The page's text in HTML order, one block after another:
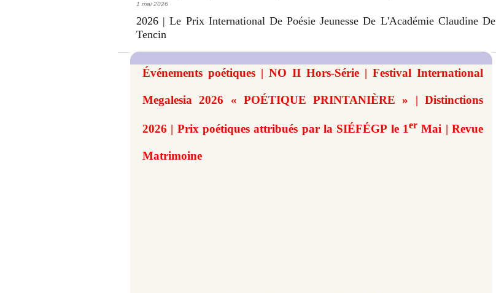
1 mai 2026
2026 | Le Prix International De Poésie Jeunesse De L'Académie Claudine De
Tencin
Événements poétiques | NO II Hors-Série | Festival International
Megalesia 2026 « POÉTIQUE PRINTANIÈRE » | Distinctions
2026 | Prix poétiques attribués par la SIÉFÉGP le 1er Mai | Revue
Matrimoine